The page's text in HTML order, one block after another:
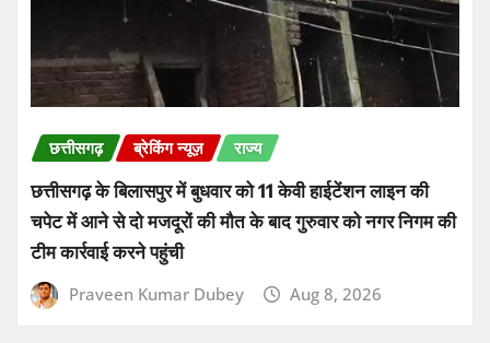
छत्तीसगढ़ ब्रेकिंग न्यूज़ राज्य
छत्तीसगढ़ के बिलासपुर में बुधवार को 11 केवी हाईटेंशन लाइन की
चपेट में आने से दो मजदूरों की मौत के बाद गुरुवार को नगर निगम की
टीम कार्रवाई करने पहुंची
Praveen Kumar Dubey Aug 8, 2026